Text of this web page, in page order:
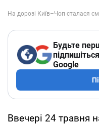
Будьте
Google
Ввечері 24 травня